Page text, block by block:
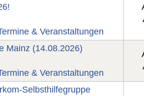
& Veranstaltungen
Mainz (14.08.2026)
& Veranstaltungen
Selbsthilfegruppe